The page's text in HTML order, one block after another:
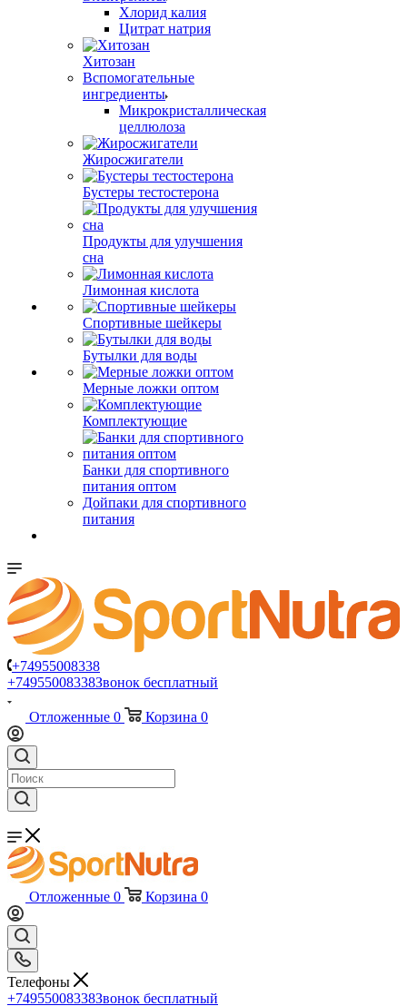
Хлорид калия
Цитрат натрия
Хитозан
Вспомогательные
ингредиенты
Микрокристаллическая
целлюлоза
Жиросжигатели
Бустеры тестостерона
Продукты для улучшения
сна
Лимонная кислота
Спортивные шейкеры
Бутылки для воды
Мерные ложки оптом
Комплектующие
Банки для спортивного
питания оптом
Дойпаки для спортивного
питания
+74955008338
+74955008338Звонок бесплатный
Отложенные 0 Корзина 0
Отложенные 0 Корзина 0
Телефоны
+74955008338Звонок бесплатный